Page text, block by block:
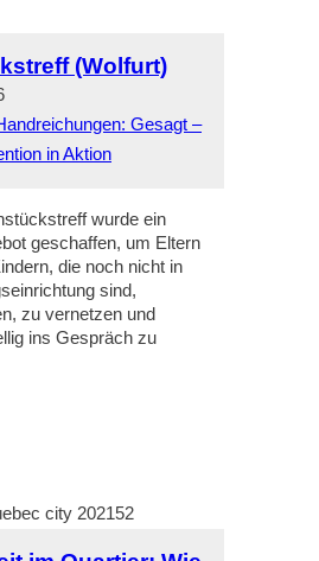
(Wolfurt)
Gesagt –
in Aktion
wurde ein
geschaffen, um Eltern
die noch nicht in
sind,
zu vernetzen und
ins Gespräch zu